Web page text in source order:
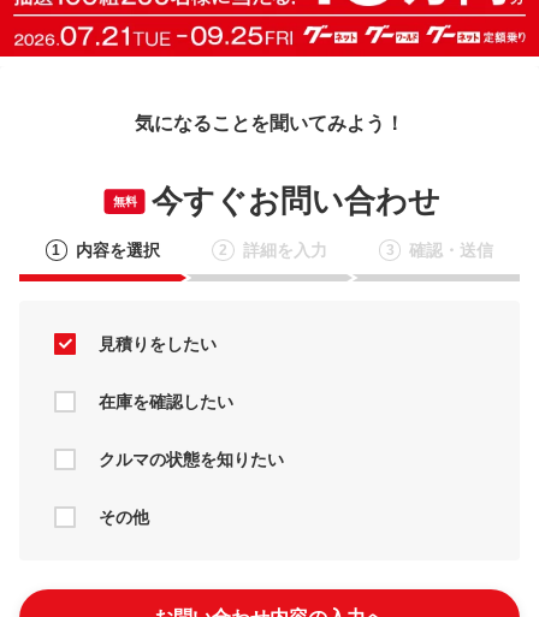
気になることを聞いてみよう！
無料 今すぐお問い合わせ
1 内容を選択 2 詳細を入力 3 確認・送信
見積りをしたい
在庫を確認したい
クルマの状態を知りたい
その他